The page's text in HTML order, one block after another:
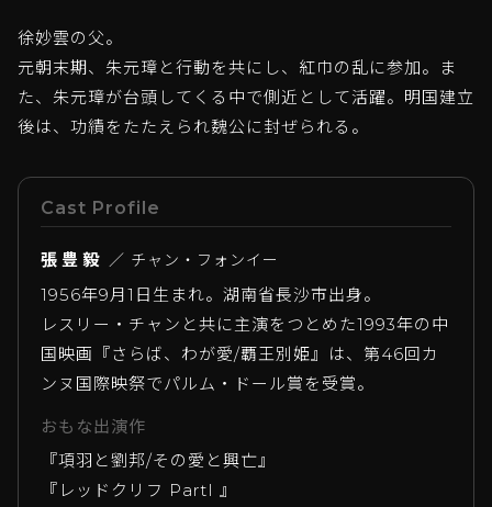
徐妙雲の父。
元朝末期、朱元璋と行動を共にし、紅巾の乱に参加。ま
た、朱元璋が台頭してくる中で側近として活躍。明国建立
後は、功績をたたえられ魏公に封ぜられる。
Cast Profile
張豊毅 ／ チャン・フォンイー
1956年9月1日生まれ。湖南省長沙市出身。
レスリー・チャンと共に主演をつとめた1993年の中
国映画『さらば、わが愛/覇王別姫』は、第46回カ
ンヌ国際映祭でパルム・ドール賞を受賞。
おもな出演作
『項羽と劉邦/その愛と興亡』
『レッドクリフ PartI 』